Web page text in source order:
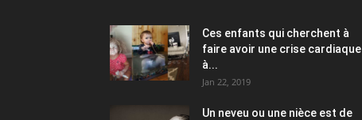
Ces enfants qui cherchent à
faire avoir une crise cardiaque
à...
Jan 22, 2019
Un neveu ou une nièce est de